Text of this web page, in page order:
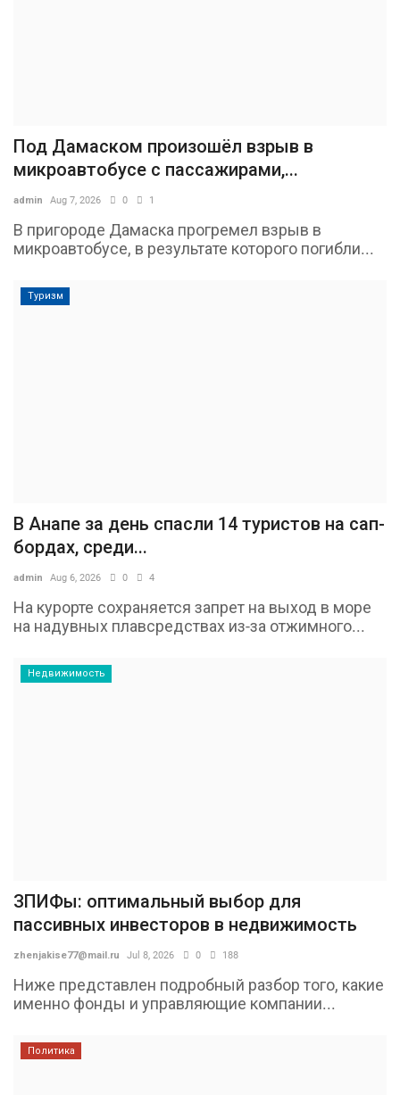
Под Дамаском произошёл взрыв в
микроавтобусе с пассажирами,...
admin Aug 7, 2026 0 1
В пригороде Дамаска прогремел взрыв в
микроавтобусе, в результате которого погибли...
Туризм
В Анапе за день спасли 14 туристов на сап-
бордах, среди...
admin Aug 6, 2026 0 4
На курорте сохраняется запрет на выход в море
на надувных плавсредствах из-за отжимного...
Недвижимость
ЗПИФы: оптимальный выбор для
пассивных инвесторов в недвижимость
zhenjakise77@mail.ru Jul 8, 2026 0 188
Ниже представлен подробный разбор того, какие
именно фонды и управляющие компании...
Политика